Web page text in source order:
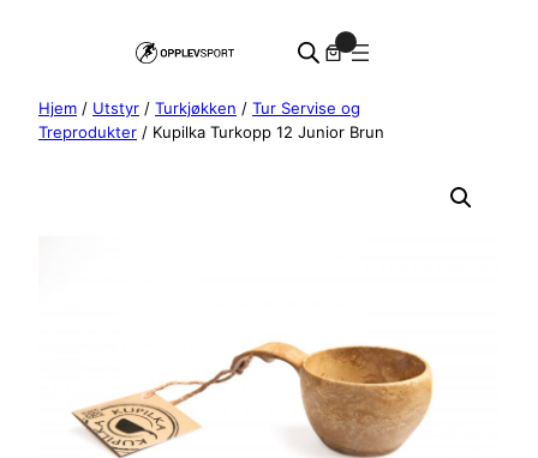
Hjem / Utstyr / Turkjøkken / Tur Servise og
Treprodukter / Kupilka Turkopp 12 Junior Brun